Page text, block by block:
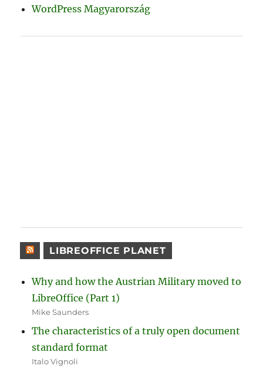
WordPress Magyarország
LIBREOFFICE PLANET
Why and how the Austrian Military moved to
LibreOffice (Part 1)
Mike Saunders
The characteristics of a truly open document
standard format
Italo Vignoli